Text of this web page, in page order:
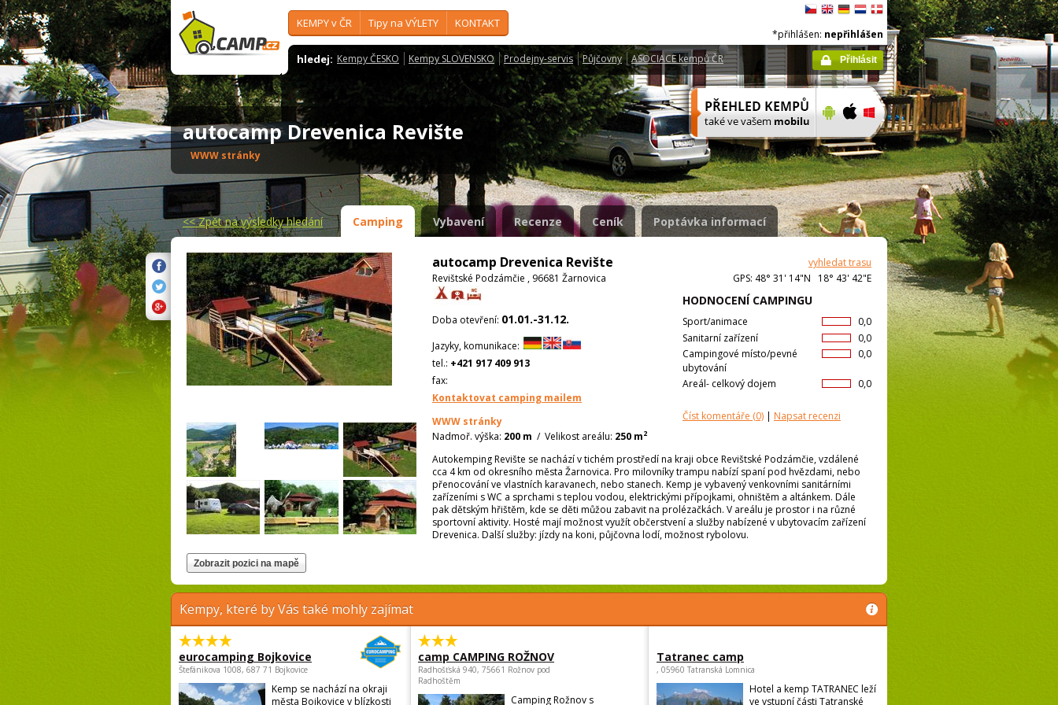
KEMPY v ČR Tipy na VÝLETY KONTAKT
hledej: Kempy ČESKO Kempy SLOVENSKO Prodejny-servis Půjčovny ASOCIACE kempů ČR
*přihlášen: nepřihlášen
Přihlásit
autocamp Drevenica Revište
WWW stránky
<<Zpět na výsledky hledání Camping Vybavení Recenze Ceník Poptávka informací
autocamp Drevenica Revište
vyhledat trasu
Revištské Podzámčie , 96681 Žarnovica
GPS: 48° 31' 14"N 18° 43' 42"E
HODNOCENÍ CAMPINGU
0,0
Sport/animace
0,0
Sanitarní zařízení
0,0
Campingové místo/pevné
ubytování
0,0
Areál- celkový dojem
Číst komentáře (0) | Napsat recenzi
Doba otevření: 01.01.-31.12.
Jazyky, komunikace:
tel.: +421 917 409 913
fax:
Kontaktovat camping mailem
WWW stránky
Nadmoř. výška: 200 m / Velikost areálu: 250 m2
Autokemping Revište se nachází v tichém prostředí na kraji obce Revištské Podzámčie, vzdálené
cca 4 km od okresního města Žarnovica. Pro milovníky trampu nabízí spaní pod hvězdami, nebo
přenocování ve vlastních karavanech, nebo stanech. Kemp je vybavený venkovními sanitárními
zařízeními s WC a sprchami s teplou vodou, elektrickými přípojkami, ohništěm a altánkem. Dále
pak dětským hřištěm, kde se děti můžou zabavit na prolézačkách. V areálu je prostor i na různé
sportovní aktivity. Hosté mají možnost využít občerstvení a služby nabízené v ubytovacím zařízení
Drevenica. Další služby: jízdy na koni, půjčovna lodí, možnost rybolovu.
Kempy, které by Vás také mohly zajímat
eurocamping Bojkovice
Štefánikova 1008, 687 71 Bojkovice
Kemp se nachází na okraji
města Bojkovice v blízkosti
camp CAMPING ROŽNOV
Radhošťská 940, 75661 Rožnov pod
Radhoštěm
Camping Rožnov s
Tatranec camp
, 05960 Tatranská Lomnica
Hotel a kemp TATRANEC leží
ve vstupní části Tatranské